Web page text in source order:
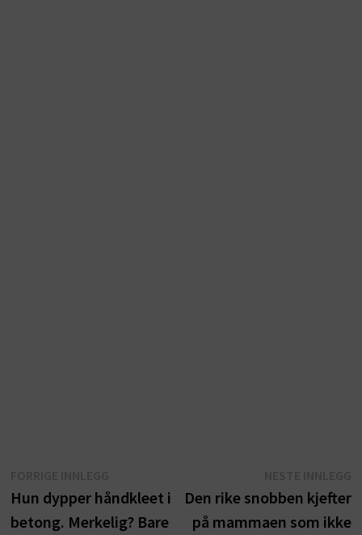
innlegg:
Hun dypper håndkleet i
betong. Merkelig? Bare
Den rike snobben kjefter
på mammaen som ikke